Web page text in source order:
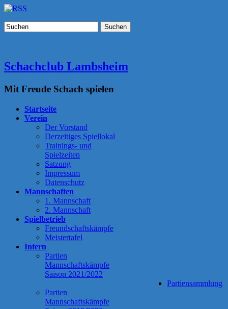
Suchen
Schachclub Lambsheim
Mit Freude Schach spielen
Startseite
Verein
Der Vorstand
Derzeitiges Spiellokal
Trainings- und
Spielzeiten
Satzung
Impressum
Datenschutz
Mannschaften
1. Mannschaft
2. Mannschaft
Spielbetrieb
Freundschaftskämpfe
Meistertafel
Intern
Partien
Mannschaftskämpfe
Saison 2021/2022
Partiensammlung
Partien
Mannschaftskämpfe